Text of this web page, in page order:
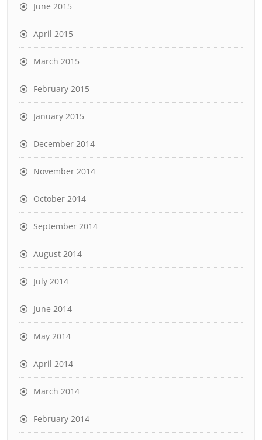
June 2015
April 2015
March 2015
February 2015
January 2015
December 2014
November 2014
October 2014
September 2014
August 2014
July 2014
June 2014
May 2014
April 2014
March 2014
February 2014